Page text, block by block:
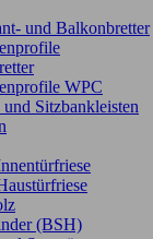
und Balkonbretter
WPC
und Sitzbankleisten
(BSH)